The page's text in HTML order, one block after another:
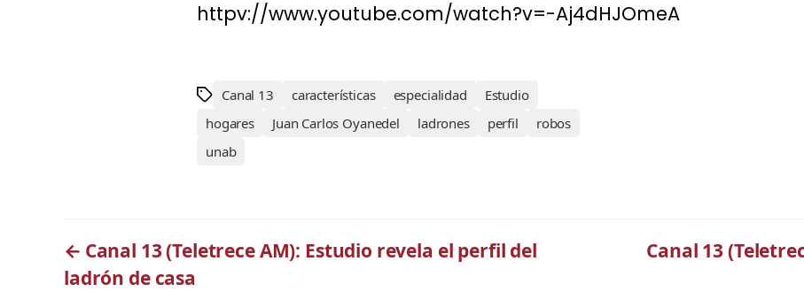
httpv://www.youtube.com/watch?v=-Aj4dHJOmeA
Canal 13 características especialidad
Estudio
hogares
Juan Carlos Oyanedel ladrones perfil
robos
unab
← Canal 13 (Teletrece AM): Estudio revela el perfil del
ladrón de casa
Canal 13